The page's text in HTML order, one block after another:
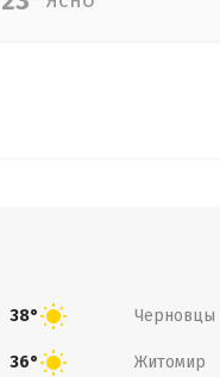
38° Черновцы
36° Житомир